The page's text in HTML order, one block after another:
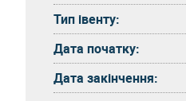
Тип івенту:
Дата початку:
Дата закінчення: